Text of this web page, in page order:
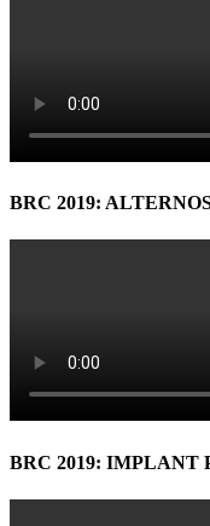
BRC 2019:
BRC 2019: IMPLANT